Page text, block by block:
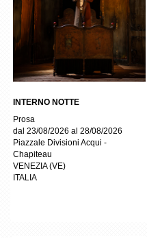
INTERNO NOTTE
Prosa
dal 23/08/2026 al 28/08/2026
Piazzale Divisioni Acqui -
Chapiteau
VENEZIA(VE)
ITALIA